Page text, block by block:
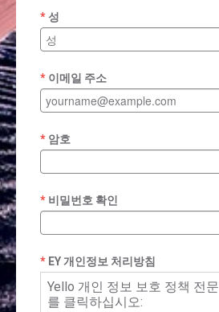
성
이메일 주소
암호
비밀번호 확인
EY 개인정보 처리방침
Yello 개인 정보 보호 정책 전
를 클릭하십시오: